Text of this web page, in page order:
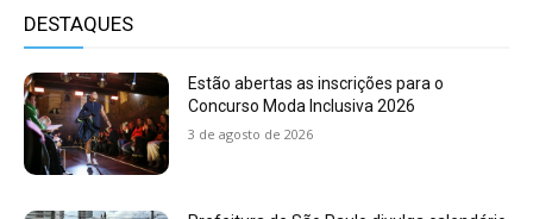
DESTAQUES
Estão abertas as inscrições para o
Concurso Moda Inclusiva 2026
3 de agosto de 2026